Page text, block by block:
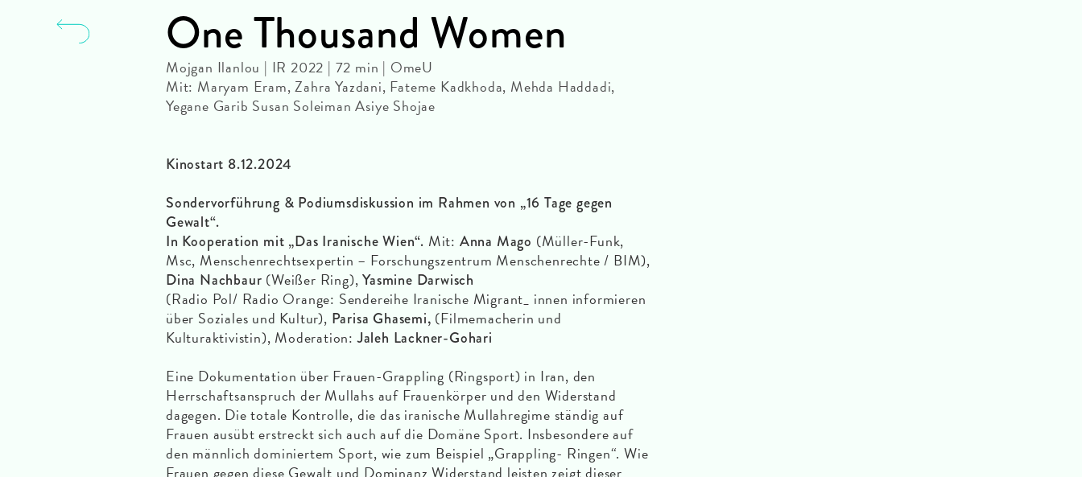
One Thousand Women
Mojgan Ilanlou | IR 2022 | 72 min | OmeU
Mit: Maryam Eram, Zahra Yazdani, Fateme Kadkhoda, Mehda Haddadi,
Yegane Garib Susan Soleiman Asiye Shojae
Kinostart 8.12.2024
Sondervorführung & Podiumsdiskussion im Rahmen von „16 Tage gegen
Gewalt“.
In Kooperation mit „Das Iranische Wien“. Mit: Anna Mago (Müller-Funk,
Msc, Menschenrechtsexpertin – Forschungszentrum Menschenrechte / BIM),
Dina Nachbaur (Weißer Ring),Yasmine Darwisch
(Radio Pol/ Radio Orange: Sendereihe Iranische Migrant_ innen informieren
über Soziales und Kultur), Parisa Ghasemi, (Filmemacherin und
Kulturaktivistin), Moderation:Jaleh Lackner-Gohari
Eine Dokumentation über Frauen-Grappling (Ringsport) in Iran, den
Herrschaftsanspruch der Mullahs auf Frauenkörper und den Widerstand
dagegen. Die totale Kontrolle, die das iranische Mullahregime ständig auf
Frauen ausübt erstreckt sich auch auf die Domäne Sport. Insbesondere auf
den männlich dominiertem Sport, wie zum Beispiel „Grappling- Ringen“. Wie
Frauen gegen diese Gewalt und Dominanz Widerstand leisten zeigt dieser